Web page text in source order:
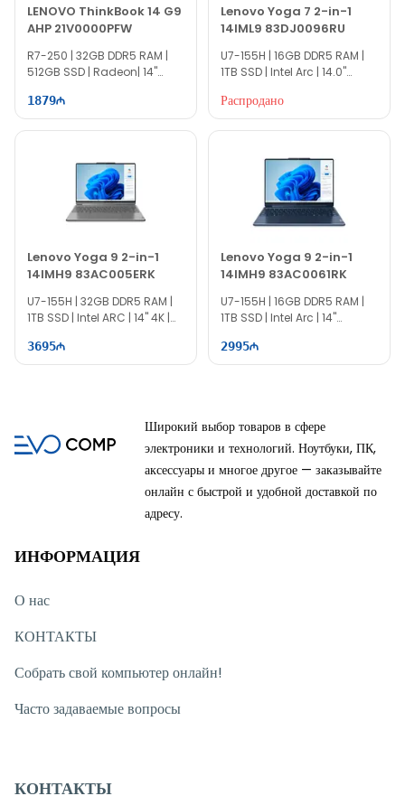
LENOVO ThinkBook 14 G9
AHP 21V0000PFW
R7-250 | 32GB DDR5 RAM |
512GB SSD | Radeon| 14"
1879
Lenovo Yoga 7 2-in-1
14IML9 83DJ0096RU
U7-155H | 16GB DDR5 RAM |
1TB SSD | Intel Arc | 14.0"
Win11
Распродано
Lenovo Yoga 9 2-in-1
14IMH9 83AC005ERK
U7-155H | 32GB DDR5 RAM |
1TB SSD | Intel ARC | 14" 4K |
3695
Lenovo Yoga 9 2-in-1
14IMH9 83AC0061RK
U7-155H | 16GB DDR5 RAM |
1TB SSD | Intel Arc | 14"
Win11
2995
Широкий выбор товаров в сфере
электроники и технологий. Ноутбуки, ПК,
аксессуары и многое другое — заказывайте
онлайн с быстрой и удобной доставкой по
адресу.
ИНФОРМАЦИЯ
О нас
КОНТАКТЫ
Собрать свой компьютер онлайн!
Часто задаваемые вопросы
КОНТАКТЫ